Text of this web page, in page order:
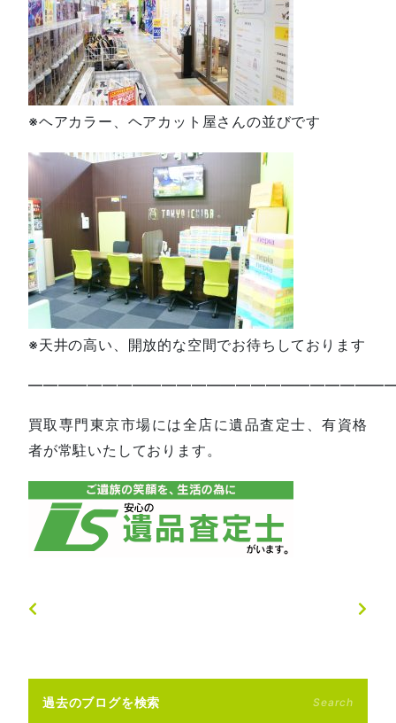
※ヘアカラー、ヘアカット屋さんの並びです
※天井の高い、開放的な空間でお待ちしております
買取専門東京市場には全店に遺品査定士、有資格
者が常駐いたしております。
過去のブログを検索 Search